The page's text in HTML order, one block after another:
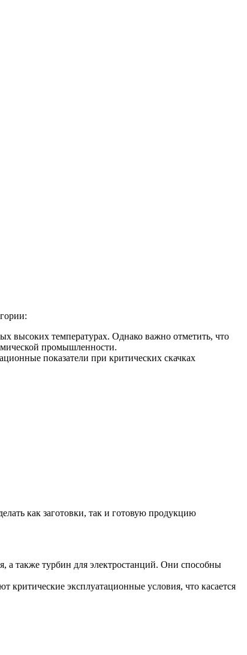
высоких температурах. Однако важно отметить, что
промышленности.
показатели при критических скачках
как заготовки, так и готовую продукцию
а также турбин для электростанций. Они способны
эксплуатационные условия, что касается